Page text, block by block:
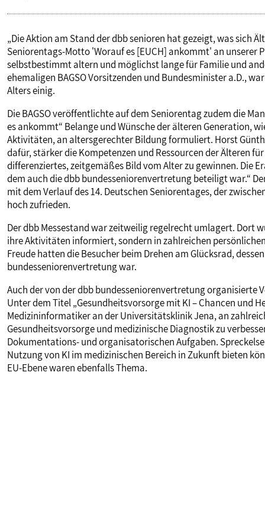
„Die Aktion am Stand der dbb senioren hat gezeigt, was sich
Seniorentags-Motto 'Worauf es [EUCH] ankommt' an
selbstbestimmt altern und möglichst lange für Familie und
ehemaligen BAGSO Vorsitzenden und Bundesminister a.D.,
Alters einig.
Die BAGSO veröffentlichte auf dem Seniorentag zudem die
es ankommt“ Belange und Wünsche der älteren Generation,
Aktivitäten, an altersgerechter Bildung formuliert. Horst
dafür, stärker die Kompetenzen und Ressourcen der Älteren
differenziertes, zeitgemäßes Bild vom Alter zu gewinnen. Die
dem auch die dbb bundesseniorenvertretung beteiligt war.“
mit dem Verlauf des 14. Deutschen Seniorentages, der
hoch zufrieden.
Der dbb Messestand war zeitweilig regelrecht umlagert. Dort
ihre Aktivitäten informiert, sondern in zahlreichen
Freude hatten die Besucher beim Drehen am Glücksrad,
bundesseniorenvertretung war.
Auch der von der dbb bundesseniorenvertretung
Unter dem Titel „Gesundheitsvorsorge mit KI – Chancen und
Medizininformatiker an der Universitätsklinik Jena, an
Gesundheitsvorsorge und medizinische Diagnostik zu
Dokumentations- und organisatorischen Aufgaben.
Nutzung von KI im medizinischen Bereich in Zukunft bieten
EU-Ebene waren ebenfalls Thema.